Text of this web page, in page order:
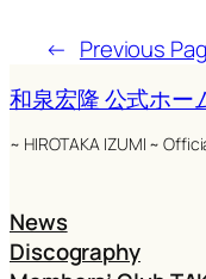
← Previous
和泉宏隆 公式ホー
~ HIROTAKA IZUMI ~
News
Discography